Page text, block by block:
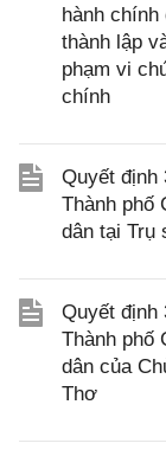
hành
thành lập
phạm vi
chính
Quyết định
Thành phố
dân tại Trụ
Quyết định
Thành phố
dân của
Thơ